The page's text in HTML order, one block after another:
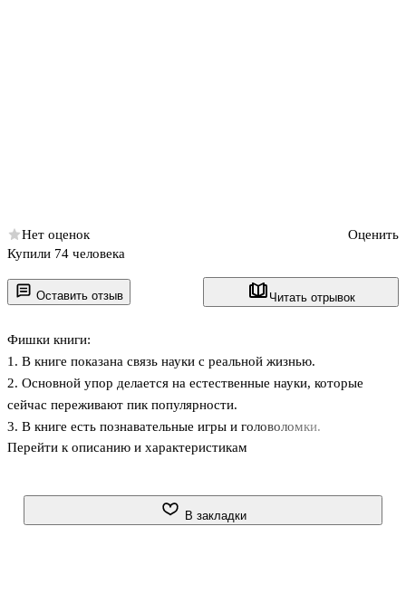
Оставить отзыв Читать отрывок
Фишки книги:
1. В книге показана связь науки с реальной жизнью.
2. Основной упор делается на естественные науки, которые
сейчас переживают пик популярности.
3. В книге есть познавательные игры и головоломки.
4. Несложные эксперименты и пошаговые инструкции к ним.
Перейти к описанию и характеристикам
Нет оценок
Оценить
Купили 74 человека
В закладки